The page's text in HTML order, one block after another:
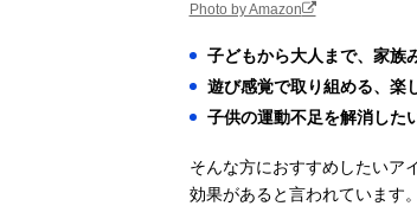
Photo by Amazon
子どもから大人まで、家族
遊び感覚で取り組める、楽
子供の運動不足を解消した
そんな方におすすめしたいア
効果があると言われています。